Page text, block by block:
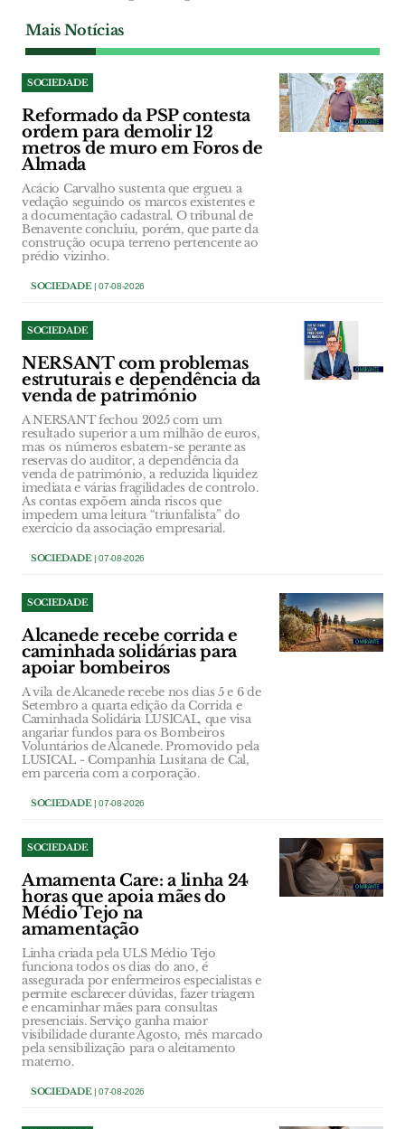
Mais Notícias
SOCIEDADE
Reformado da PSP contesta
ordem para demolir 12
metros de muro em Foros de
Almada
Acácio Carvalho sustenta que ergueu a
vedação seguindo os marcos existentes e
a documentação cadastral. O tribunal de
Benavente concluiu, porém, que parte da
construção ocupa terreno pertencente ao
prédio vizinho.
SOCIEDADE| 07-08-2026
SOCIEDADE
NERSANT com problemas
estruturais e dependência da
venda de património
A NERSANT fechou 2025 com um
resultado superior a um milhão de euros,
mas os números esbatem-se perante as
reservas do auditor, a dependência da
venda de património, a reduzida liquidez
imediata e várias fragilidades de controlo.
As contas expõem ainda riscos que
impedem uma leitura “triunfalista” do
exercício da associação empresarial.
SOCIEDADE| 07-08-2026
SOCIEDADE
Alcanede recebe corrida e
caminhada solidárias para
apoiar bombeiros
A vila de Alcanede recebe nos dias 5 e 6 de
Setembro a quarta edição da Corrida e
Caminhada Solidária LUSICAL, que visa
angariar fundos para os Bombeiros
Voluntários de Alcanede. Promovido pela
LUSICAL - Companhia Lusitana de Cal,
em parceria com a corporação.
SOCIEDADE| 07-08-2026
SOCIEDADE
Amamenta Care: a linha 24
horas que apoia mães do
Médio Tejo na
amamentação
Linha criada pela ULS Médio Tejo
funciona todos os dias do ano, é
assegurada por enfermeiros especialistas e
permite esclarecer dúvidas, fazer triagem
e encaminhar mães para consultas
presenciais. Serviço ganha maior
visibilidade durante Agosto, mês marcado
pela sensibilização para o aleitamento
materno.
SOCIEDADE| 07-08-2026